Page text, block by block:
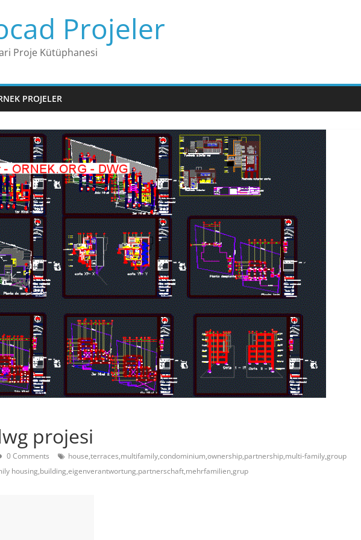
Projeler
Proje Kütüphanesi
PROJELER
projesi
0 Comments
house,terraces,multifamily,condominium,ownership,partnership,multi-family,group
housing,building,eigenverantwortung,partnerschaft,mehrfamilien,grup